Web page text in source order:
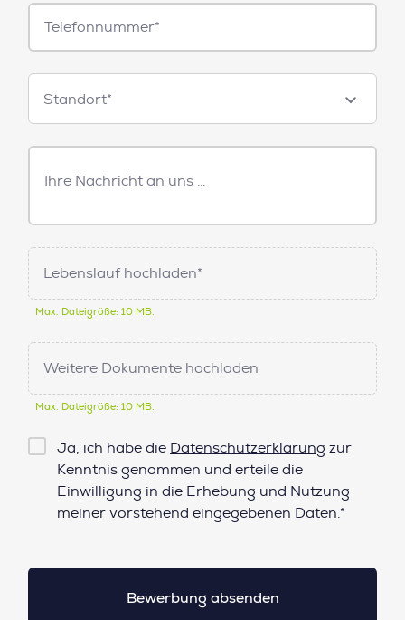
Telefonnummer
Standorte
Standort*
Freitext
Nachricht
Lebenslauf hochladen*
Max. Dateigröße: 10 MB.
Weitere Dokumente hochladen
Max. Dateigröße: 10 MB.
Checkbox
Datenschutz*
Ja, ich habe die Datenschutzerklärung zur
Kenntnis genommen und erteile die
Einwilligung in die Erhebung und Nutzung
meiner vorstehend eingegebenen Daten.*